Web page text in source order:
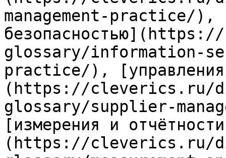
management-practice/),
glossary/information-
practice/), [управления
(https://cleverics.ru/
glossary/supplier-
[измерения и
(https://cleverics.ru/